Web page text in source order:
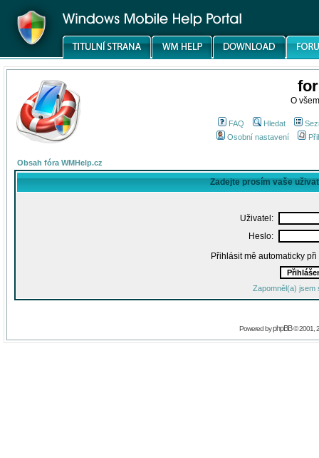
O
FAQ Hledat
Osobní nastavení
Obsah fóra WMHelp.cz
Zadejte prosím vaše
Uživatel:
Heslo:
Přihlásit mě automaticky
Zapomněl(a) jsem
Powered byphpBB© 2001,